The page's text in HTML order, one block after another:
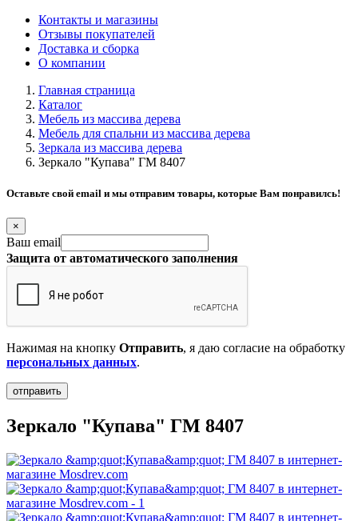
Контакты и магазины
Отзывы покупателей
Доставка и сборка
О компании
Главная страница
Каталог
Мебель из массива дерева
Мебель для спальни из массива дерева
Зеркала из массива дерева
Зеркало "Купава" ГМ 8407
Оставьте свой email и мы отправим товары, которые Вам понравилсь!
×
Ваш email
Защита от автоматического заполнения
Нажимая на кнопку Отправить, я даю согласие на обработку
персональных данных.
Зеркало "Купава" ГМ 8407